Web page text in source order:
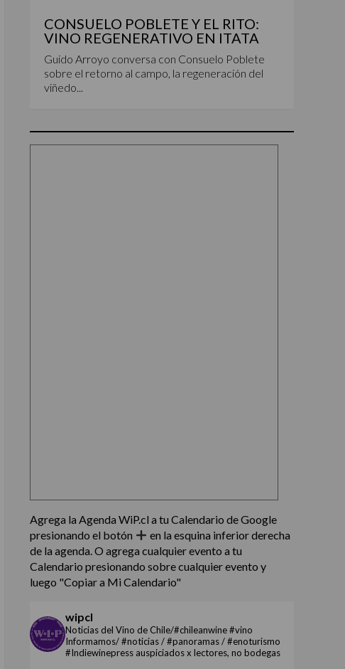
CONSUELO POBLETE Y EL RITO:
VINO REGENERATIVO EN ITATA
Guido Arroyo conversa con Consuelo Poblete
sobre el retorno al campo, la regeneración del
viñedo...
Agrega la Agenda WiP.cl a tu Calendario de Google
presionando el botón
en la esquina inferior derecha
de la agenda. O agrega cualquier evento a tu
Calendario presionando sobre cualquier evento y
luego "Copiar a Mi Calendario"
wipcl
Noticias del Vino de Chile/#chileanwine #vino
Informamos/ #noticias / #panoramas / #enoturismo
#Indiewinepress auspiciados x lectores, no bodegas